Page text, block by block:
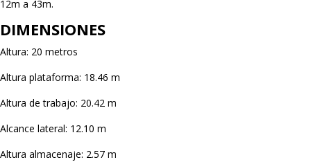
12m a 43m.
DIMENSIONES
Altura: 20 metros
Altura plataforma: 18.46 m
Altura de trabajo: 20.42 m
Alcance lateral: 12.10 m
Altura almacenaje: 2.57 m